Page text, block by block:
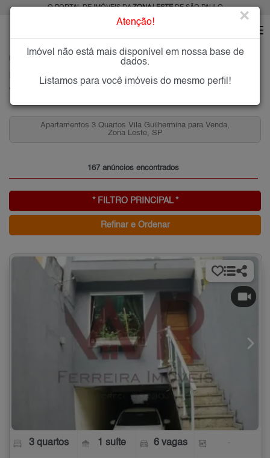
O PORTAL DE IMÓVEIS DAZONA LESTEDE SÃO PAULO
VILA GUILHERMINA
Imóveis à Venda na Vila Guilhermina, Zona Leste de São Paulo
Vila Guilhermina, Zona Leste
Casas 3 Quartos na Vila Guilhermina para Venda, Zona
Leste, SP
167 anúncios encontrados
* FILTRO PRINCIPAL *
Refinar e Ordenar
3 quartos 1 suíte 6 vagas
Atenção! ×
Imóvel não está mais disponível em nossa base de
dados.
Listamos para você imóveis do mesmo perfil!